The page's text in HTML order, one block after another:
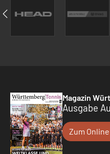
Magazin
Ausgabe
Zum